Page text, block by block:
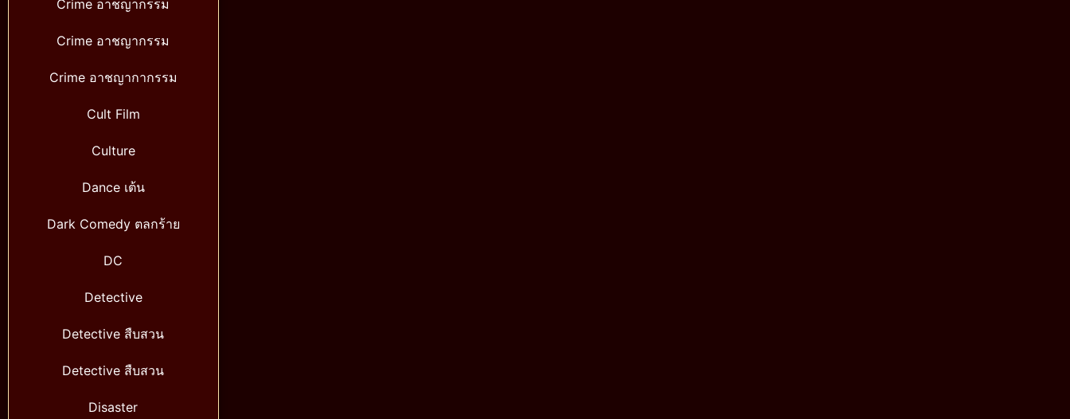
Crime อาชญากรรม
Crime อาชญากรรม
Crime อาชญากากรรม
Cult Film
Culture
Dance เต้น
Dark Comedy ตลกร้าย
DC
Detective
Detective สืบสวน
Detective สืบสวน
Disaster